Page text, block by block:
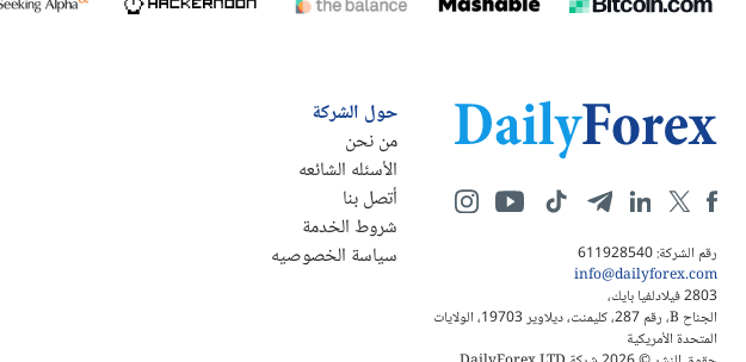
رقم الشركة: 611928540
info@dailyforex.com
2803 فيلادلفيا بايك،
الجناح B، رقم 287، كليمنت، ديلاوير 19703، الولايات
المتحدة الأمريكية
حول الشركة
من نحن
الأسئله الشائعه
أتصل بنا
شروط الخدمة
سياسة الخصوصيه